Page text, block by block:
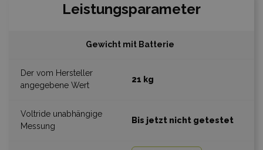
Leistungsparameter
Gewicht mit Batterie
21 kg
Bis jetzt nicht getestet